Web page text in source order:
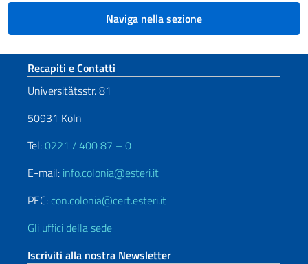
Naviga nella sezione
Sezione footer
Recapiti e Contatti
Universitätsstr. 81
50931 Köln
Tel:0221 / 400 87 – 0
E-mail: info.colonia@esteri.it
PEC: con.colonia@cert.esteri.it
Gli uffici della sede
Iscriviti alla nostra Newsletter